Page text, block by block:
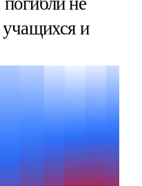
учащихся и